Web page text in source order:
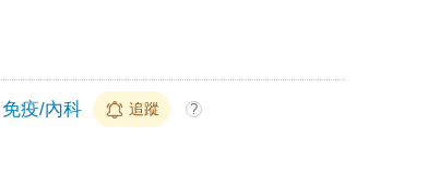
免疫/內科 追蹤 ?